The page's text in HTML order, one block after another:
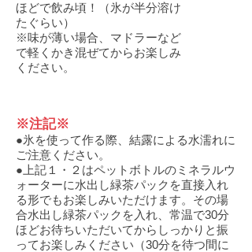
ほどで飲み頃！（氷が半分溶け
たぐらい）
※味が薄い場合、マドラーなど
で軽くかき混ぜてからお楽しみ
ください。
※注記※
●氷を使って作る際、結露による水濡れに
ご注意ください。
●上記１・２はペットボトルのミネラルウ
ォーターに水出し緑茶パックを直接入れ
る形でもお楽しみいただけます。その場
合水出し緑茶パックを入れ、常温で30分
ほどお待ちいただいてからしっかりと振
ってお楽しみください（30分を待つ間に